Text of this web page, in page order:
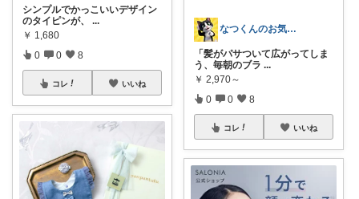
シンプルでかっこいいデザイン
のタイピンが、
...
￥ 1,680
0 0 8
コレ いいね
なつくんのお気に♥
「髪がパサついて広がってしま
う、毎朝のブラ ...
￥ 2,970～
0 0 8
コレ いいね